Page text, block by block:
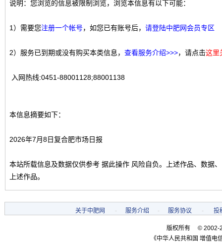
说明：您浏览的信息被限制浏览，浏览本信息有以下可能：
1）需要您注册一个帐号，如您已有账号后， 请登陆中肥网会员专区
2）服务已到期或没有购买本类信息， 查看服务介绍>>>，请点击这里
入网热线:0451-88001128;88001138
本信息摘要如下：
2026年7月8日复合肥市场日报
本站所载信息及数据仅供参考 据此操作 风险自负。上述作品、数据
上述作品。
关于中肥网 - 服务介绍 - 服务协议 - 投
版权所有 © 2002-
《中华人民共和国 增值电